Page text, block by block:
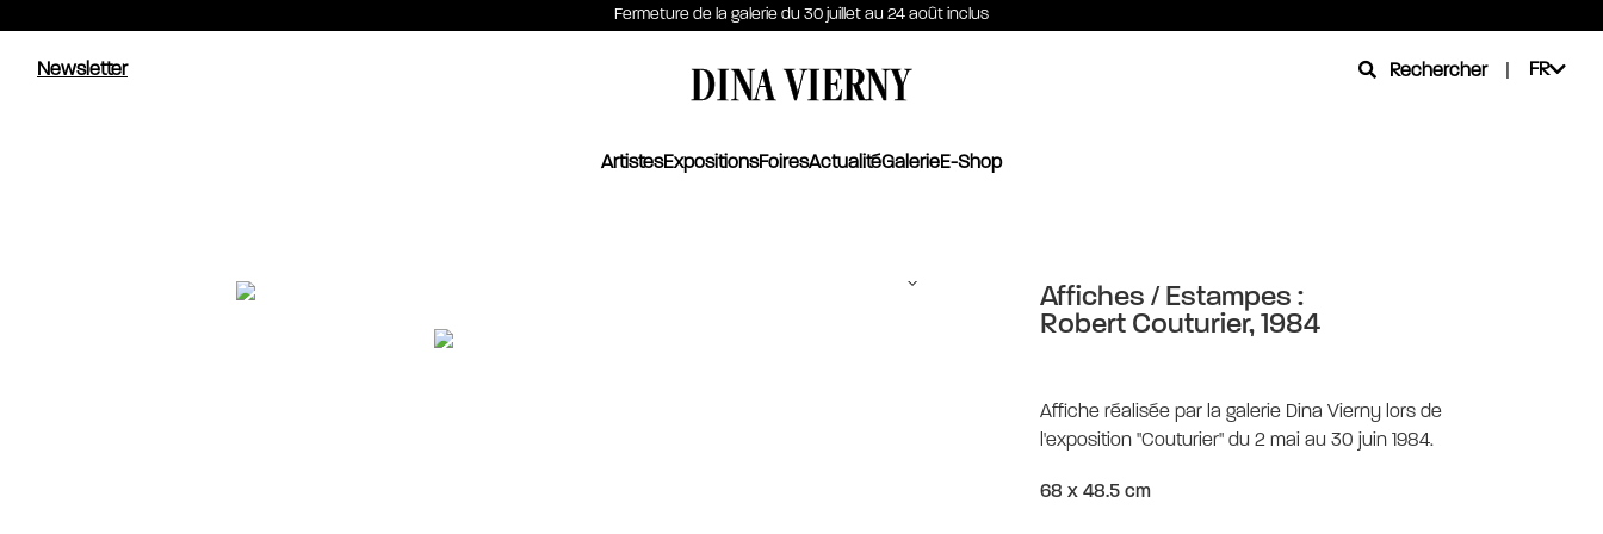
Fermeture de la galerie du 30 juillet au 24 août inclus
Newsletter DINA VIERNY Rechercher | FR
ArtistesExpositionsFoiresActualitéGalerieE-Shop
Affiches / Estampes :
Robert Couturier, 1984
Affiche réalisée par la galerie Dina Vierny lors de
l'exposition "Couturier" du 2 mai au 30 juin 1984.
68 x 48.5 cm